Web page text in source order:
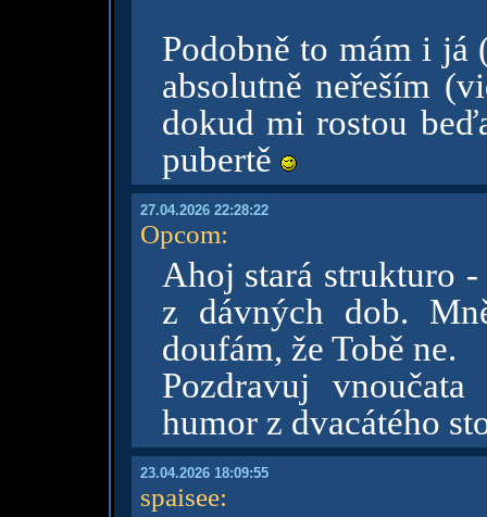
Podobně to mám i já
absolutně neřeším
dokud mi rostou
pubertě
27.04.2026 22:28:22
Opcom:
Ahoj stará strukturo
z dávných dob.
doufám, že Tobě ne.
Pozdravuj
humor z dvacátého
23.04.2026 18:09:55
spaisee: